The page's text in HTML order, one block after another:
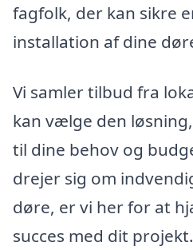
fagfolk, der kan sikre
installation af dine
Vi samler tilbud fra
kan vælge den
til dine behov og
drejer sig om
døre, er vi her for at
succes med dit projekt.